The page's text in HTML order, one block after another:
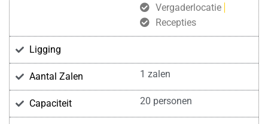
Vergaderlocatie
Recepties
Ligging
Aantal Zalen 1 zalen
Capaciteit 20 personen